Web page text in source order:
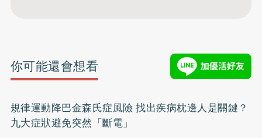
你可能還會想看
規律運動降巴金森氏症風險 找出疾病枕邊人是關鍵？
九大症狀避免突然「斷電」